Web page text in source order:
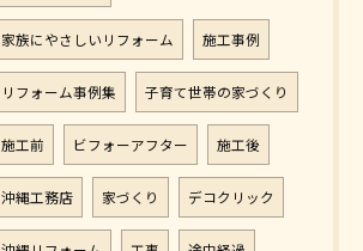
家族にやさしいリフォーム 施工事例
リフォーム事例集 子育て世帯の家づくり
施工前 ビフォーアフター 施工後
沖縄工務店 家づくり デコクリック